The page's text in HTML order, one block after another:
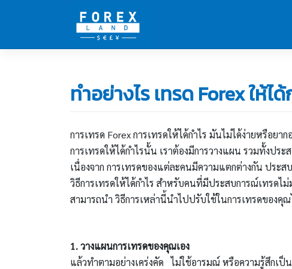
ทำอย่างไร เทรด Forex ให้ได้
การเทรด Forex การเทรดให้ได้กำไร มันไม่ได้ง่ายหรือยา
การเทรดให้ได้กำไรนั้น เราต้องมีการวางแผน รวมทั้งปร
เนื่องจาก การเทรดของแต่ละคนมีความแตกต่างกัน ประ
วิธีการเทรดให้ได้กำไร สำหรับคนที่มีประสบการณ์เทรดไม่
สามารถนำ วิธีการเหล่านี้นำไปปรับใช้ในการเทรดของคุณ
1. วางแผนการเทรดของคุณเอง
แล้วทำตามอย่างเคร่งคัด ไม่ใช้อารมณ์ หรือความรู้สึกเป็